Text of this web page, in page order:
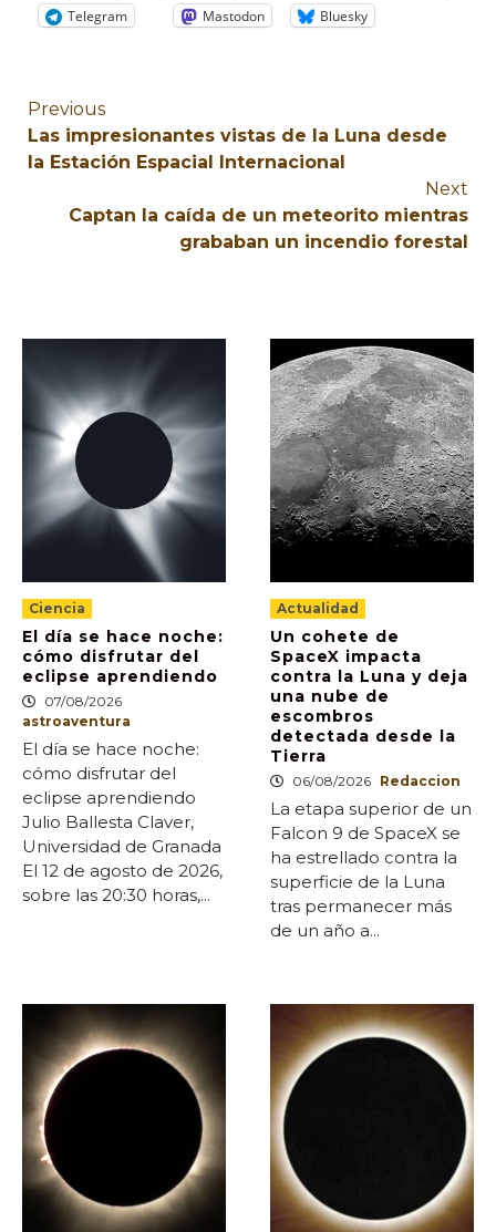
Telegram
Mastodon Bluesky
Previous
Las impresionantes vistas de la Luna desde
la Estación Espacial Internacional
Next
Captan la caída de un meteorito mientras
grababan un incendio forestal
Ciencia
El día se hace noche:
cómo disfrutar del
eclipse aprendiendo
07/08/2026
astroaventura
El día se hace noche:
cómo disfrutar del
eclipse aprendiendo
Julio Ballesta Claver,
Universidad de Granada
El 12 de agosto de 2026,
sobre las 20:30 horas,...
Actualidad
Un cohete de
SpaceX impacta
contra la Luna y deja
una nube de
escombros
detectada desde la
Tierra
06/08/2026 Redaccion
La etapa superior de un
Falcon 9 de SpaceX se
ha estrellado contra la
superficie de la Luna
tras permanecer más
de un año a...